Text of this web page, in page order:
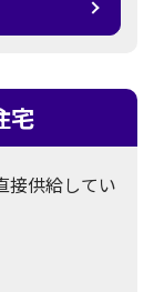
宅
接供給してい